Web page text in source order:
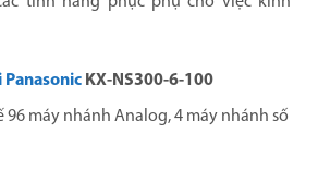
KX-NS300-6-100
96 máy nhánh Analog, 4 máy nhánh số